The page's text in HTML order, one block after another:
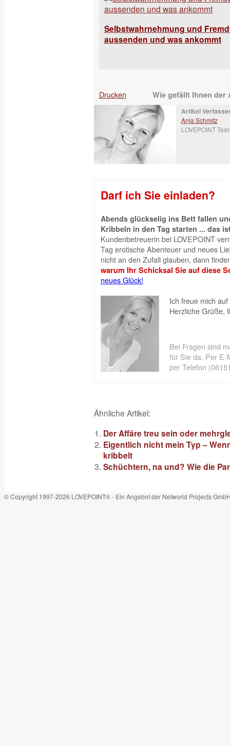
Selbstwahrnehmung und
aussenden und was ankommt
Drucken Wie gefällt Ihnen der
Artikel
Anja Schmitz
LOVEPOINT
Darf ich Sie einladen?
Abends glückselig ins Bett fallen
Kribbeln in den Tag starten ... das
Kundenbetreuerin bei LOVEPOINT
Tag erotische Abenteuer und neues
nicht an den Zufall glauben, dann
warum Ihr Schicksal Sie auf diese
neues Glück!
Ich freue mich auf
Herzliche Grüße,
Bei Fragen sind
für Sie da. Per E-
per Telefon
Ähnliche Artikel:
Der Affäre treu sein oder
Eigentlich nicht mein Typ –
kribbelt
Schüchtern, na und? Wie die
© Copyright 1997-2026 LOVEPOINT® - Ein Angebot der Networld Projects